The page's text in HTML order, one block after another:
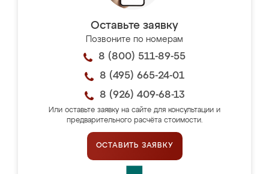
Оставьте заявку
Позвоните по номерам
8 (800) 511-89-55
8 (495) 665-24-01
8 (926) 409-68-13
Или оставьте заявку на сайте для консультации и
предварительного расчёта стоимости.
ОСТАВИТЬ ЗАЯВКУ